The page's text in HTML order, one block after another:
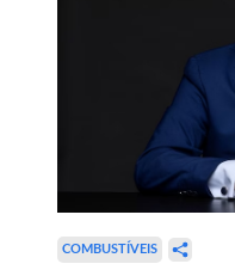
COMBUSTÍVEIS